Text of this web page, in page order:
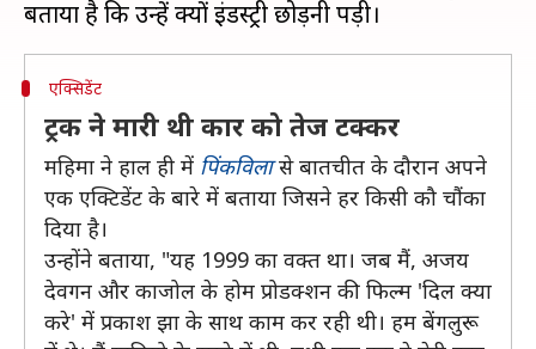
एक्सिडेंट
ट्रक ने मारी थी कार को तेज टक्कर
महिमा ने हाल ही में पिंकविलासे बातचीत के दौरान अपने
एक एक्टिडेंट के बारे में बताया जिसने हर किसी कौ चौंका
दिया है।
उन्होंने बताया, "यह 1999 का वक्त था। जब मैं, अजय
देवगन और काजोल के होम प्रोडक्शन की फिल्म 'दिल क्या
करे' में प्रकाश झा के साथ काम कर रही थी। हम बेंगलुरू